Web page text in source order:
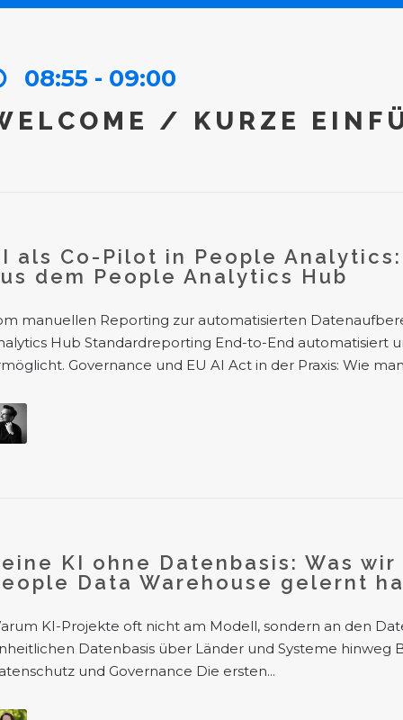
08:55 - 09:00
/ KURZE
als Co-Pilot in People
dem People Analytics Hub
manuellen Reporting zur automatisierten
Hub Standardreporting End-to-End automatisiert
Governance und EU AI Act in der Praxis: Wie
KI ohne Datenbasis: Was
Data Warehouse gelernt
KI-Projekte oft nicht am Modell, sondern an den
Datenbasis über Länder und Systeme hinweg
und Governance Die ersten...